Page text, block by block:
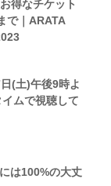
得なチケット
で｜ARATA
(土)午後9時よ
ムで視聴して
は100%の大丈